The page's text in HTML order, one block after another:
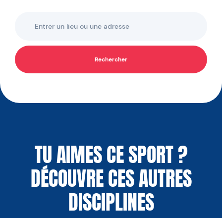
Rechercher
TU AIMES CE SPORT ?
DÉCOUVRE CES AUTRES
DISCIPLINES